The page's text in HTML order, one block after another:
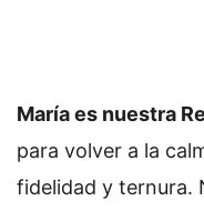
María es nuestra
para volver a la
fidelidad y ternura.